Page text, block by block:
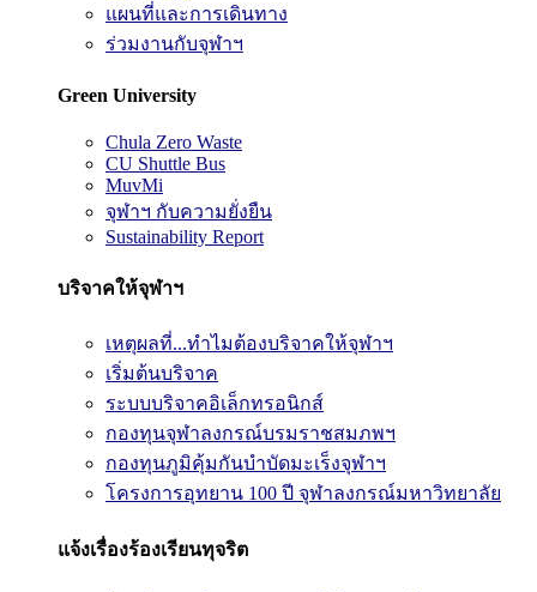
แผนที่และการเดินทาง
ร่วมงานกับจุฬาฯ
Green University
Chula Zero Waste
CU Shuttle Bus
MuvMi
จุฬาฯ กับความยั่งยืน
Sustainability Report
บริจาคให้จุฬาฯ
เหตุผลที่...ทำไมต้องบริจาคให้จุฬาฯ
เริ่มต้นบริจาค
ระบบบริจาคอิเล็กทรอนิกส์
กองทุนจุฬาลงกรณ์บรมราชสมภพฯ
กองทุนภูมิคุ้มกันบำบัดมะเร็งจุฬาฯ
โครงการอุทยาน 100 ปี จุฬาลงกรณ์มหาวิทยาลัย
แจ้งเรื่องร้องเรียนทุจริต